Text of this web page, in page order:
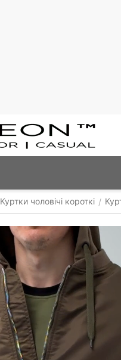
Куртки чоловічі короткі /